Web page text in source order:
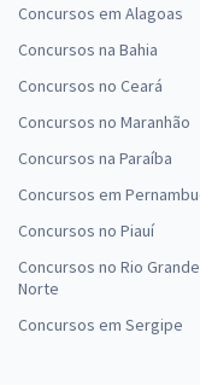
Concursos em Alagoas
Concursos na Bahia
Concursos no Ceará
Concursos no Maranhão
Concursos na Paraíba
Concursos em
Concursos no Piauí
Concursos no Rio
Norte
Concursos em Sergipe